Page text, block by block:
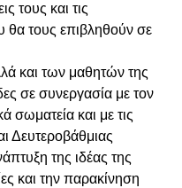
τους και τις
τους επιβληθούν σε
και των μαθητών της
σε συνεργασία με τον
σωματεία και με τις
Δευτεροβάθμιας
της ιδέας της
και την παρακίνηση